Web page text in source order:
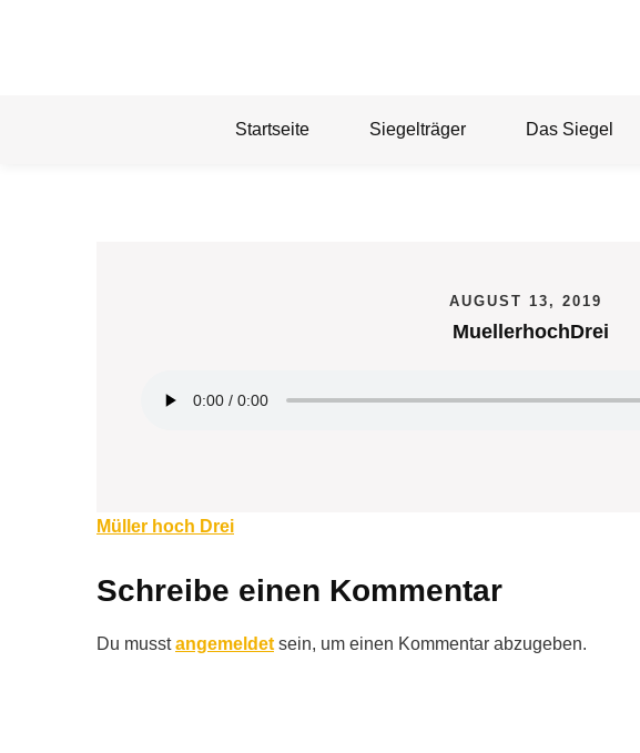
Startseite Siegelträger Das Siegel
AUGUST 13, 2019
MuellerhochDrei
Beitragsnavigation
Müller hoch Drei
Schreibe einen Kommentar
Du musstangemeldet sein, um einen Kommentar abzugeben.